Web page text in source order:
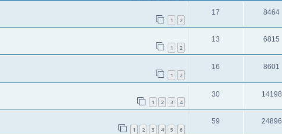
1 2
17 8464
1 2
13 6815
1 2
16 8601
1 2 3 4
30 14198
1 2 3 4 5 6
59 24896